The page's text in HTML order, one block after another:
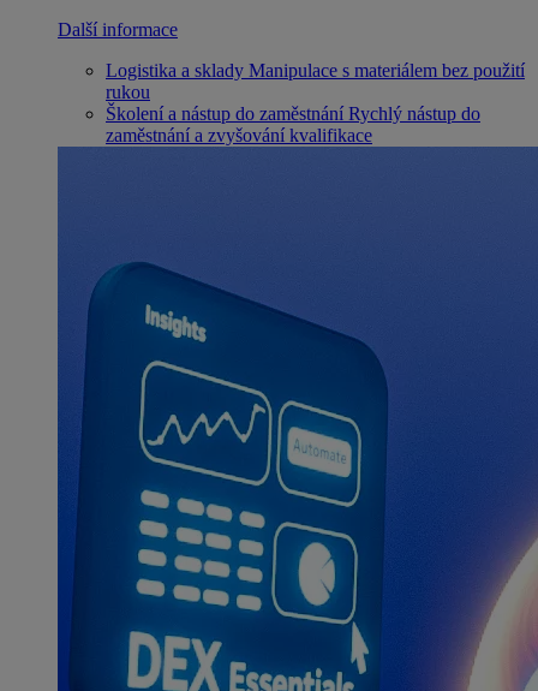
Další informace
Logistika a sklady Manipulace s materiálem bez použití
rukou
Školení a nástup do zaměstnání Rychlý nástup do
zaměstnání a zvyšování kvalifikace